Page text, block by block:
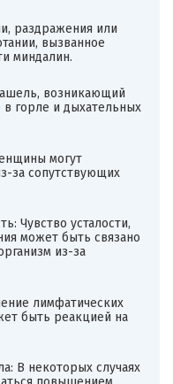
раздражения или
вызванное
миндалин.
возникающий
горле и дыхательных
могут
за сопутствующих
Чувство усталости,
может быть связано
из-за
лимфатических
быть реакцией на
В некоторых случаях